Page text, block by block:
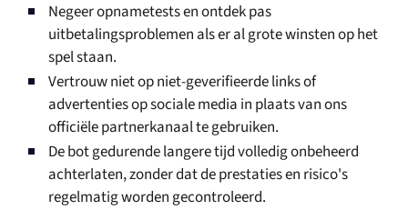
Negeer opnametests en ontdek pas
uitbetalingsproblemen als er al grote winsten op het
spel staan.
Vertrouw niet op niet-geverifieerde links of
advertenties op sociale media in plaats van ons
officiële partnerkanaal te gebruiken.
De bot gedurende langere tijd volledig onbeheerd
achterlaten, zonder dat de prestaties en risico's
regelmatig worden gecontroleerd.